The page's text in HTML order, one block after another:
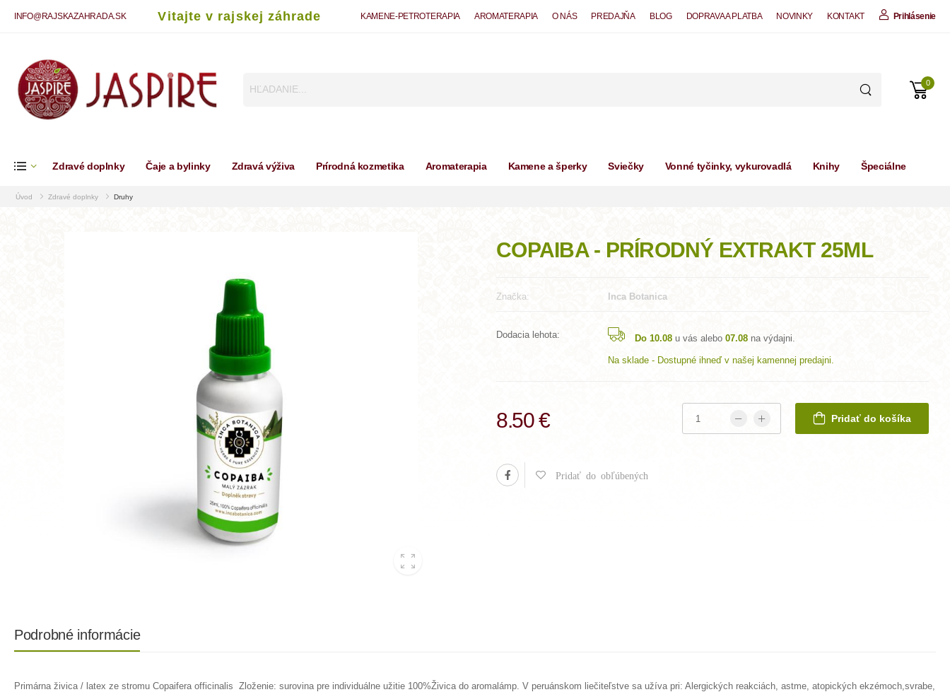
INFO@RAJSKAZAHRADA.SK Vitajte v rajskej záhrade KAMENE-PETROTERAPIA AROMATERAPIA O NÁS PREDAJŇA BLOG DOPRAVA A PLATBA NOVINKY KONTAKT Prihlásenie
0
Zdravé doplnky Čaje a bylinky Zdravá výživa Prírodná kozmetika Aromaterapia Kamene a šperky Sviečky Vonné tyčinky, vykurovadlá Knihy Špeciálne
Úvod Zdravé doplnky Druhy
COPAIBA - PRÍRODNÝ EXTRAKT 25ML
Značka: Inca Botanica
Dodacia lehota: Do 10.08 u vás alebo 07.08 na výdajni.
Na sklade - Dostupné ihneď v našej kamennej predajni.
8.50 € Pridať do košíka
Pridať do obľúbených
Podrobné informácie
Primárna živica / latex ze stromu Copaifera officinalis Zloženie: surovina pre individuálne užitie 100%Živica do aromalámp. V peruánskom liečiteľstve sa užíva pri: Alergických reakciách, astme, atopických ekzémoch,svrabe,